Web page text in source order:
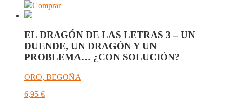
Comprar
EL DRAGÓN DE LAS LETRAS 3 – UN
DUENDE, UN DRAGÓN Y UN
PROBLEMA… ¿CON SOLUCIÓN?
ORO, BEGOÑA
6,95 €